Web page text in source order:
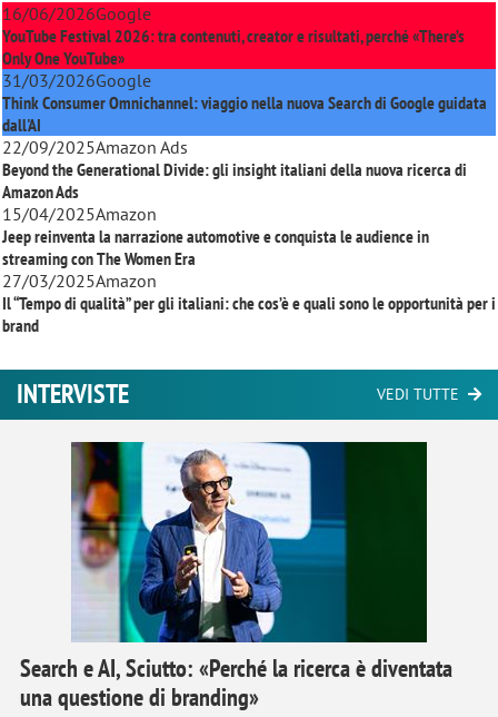
16/06/2026Google
YouTube Festival 2026: tra contenuti, creator e risultati, perché «There’s
Only One YouTube»
31/03/2026Google
Think Consumer Omnichannel: viaggio nella nuova Search di Google guidata
dall'AI
22/09/2025Amazon Ads
Beyond the Generational Divide: gli insight italiani della nuova ricerca di
Amazon Ads
15/04/2025Amazon
Jeep reinventa la narrazione automotive e conquista le audience in
streaming conThe Women Era
27/03/2025Amazon
Il “Tempo di qualità” per gli italiani: che cos’è e quali sono le opportunità per i
brand
INTERVISTE VEDI TUTTE
Search e AI, Sciutto: «Perché la ricerca è diventata
una questione di branding»